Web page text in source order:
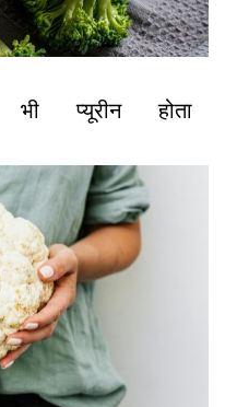
भी प्यूरीन
होता